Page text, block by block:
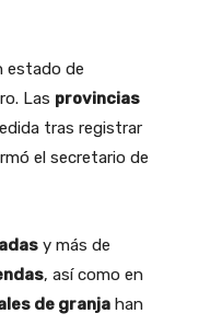
estado de
Las provincias
tras registrar
el secretario de
y más de
, así como en
de granja han